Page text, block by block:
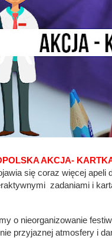
AKCJA-
się coraz więcej
zadaniami i
o nieorganizowanie
przyjaznej atmosfery i